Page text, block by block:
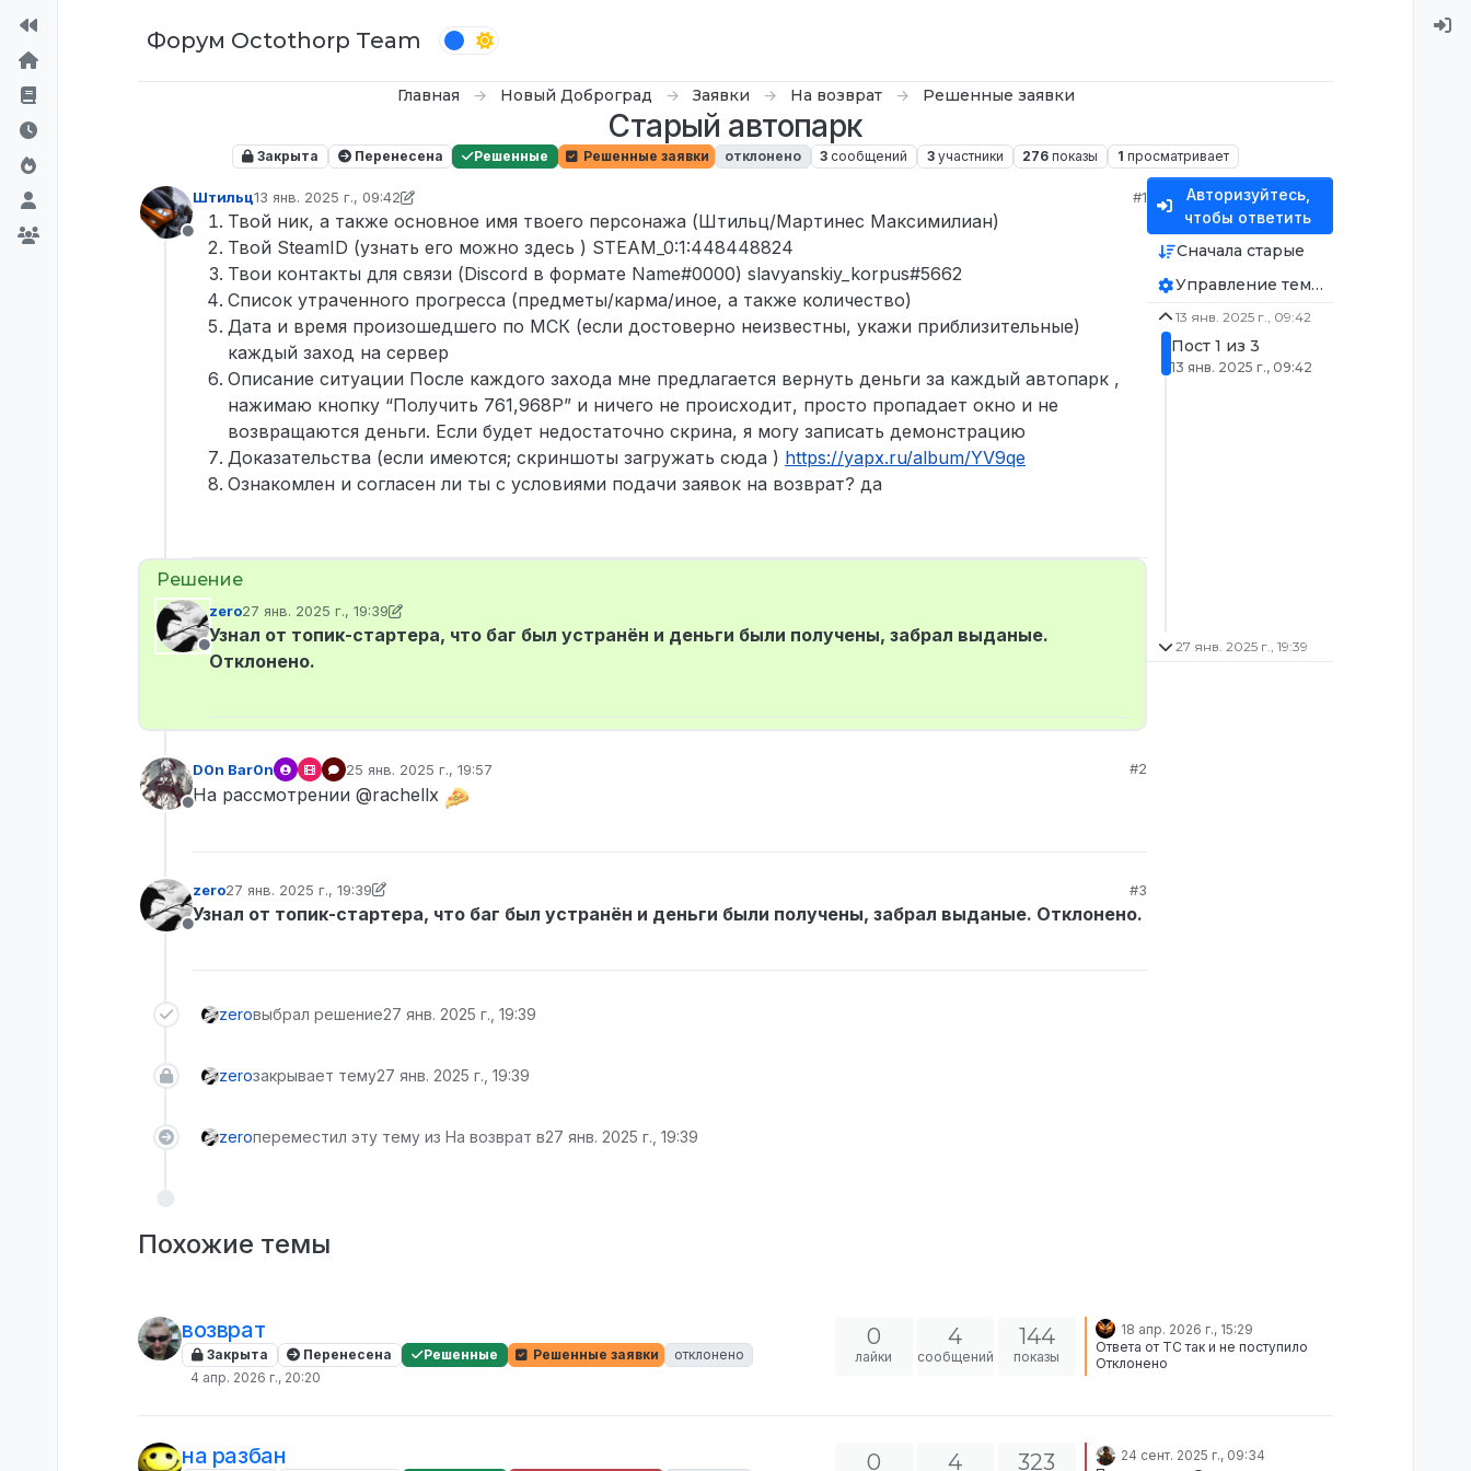
Форум Octothorp Team
Главная Новый Доброград Заявки На возврат Решенные заявки
Старый автопарк
Закрыта Перенесена Решенные Решенные заявки отклонено 3 сообщений 3 участники 276 показы 1 просматривает
Не в сети
Штильц13 янв. 2025 г., 09:42
отредактировано zero
#1
Твой ник, а также основное имя твоего персонажа (Штильц/Мартинес Максимилиан)
Твой SteamID (узнать его можно здесь ) STEAM_0:1:448448824
Твои контакты для связи (Discord в формате Name#0000) slavyanskiy_korpus#5662
Список утраченного прогресса (предметы/карма/иное, а также количество)
Дата и время произошедшего по МСК (если достоверно неизвестны, укажи приблизительные)
каждый заход на сервер
Описание ситуации После каждого захода мне предлагается вернуть деньги за каждый автопарк ,
нажимаю кнопку “Получить 761,968Р” и ничего не происходит, просто пропадает окно и не
возвращаются деньги. Если будет недостаточно скрина, я могу записать демонстрацию
Доказательства (если имеются; скриншоты загружать сюда ) https://yapx.ru/album/YV9qe
Ознакомлен и согласен ли ты с условиями подачи заявок на возврат? да
Не в сети
zero27 янв. 2025 г., 19:39
отредактировано zero
Узнал от топик-стартера, что баг был устранён и деньги были получены, забрал выданые.
Отклонено.
Не в сети
D0n Bar0n 25 янв. 2025 г., 19:57
отредактировано
#2
На рассмотрении @rachellx
Не в сети
zero27 янв. 2025 г., 19:39
отредактировано zero
#3
Узнал от топик-стартера, что баг был устранён и деньги были получены, забрал выданые. Отклонено.
zeroвыбрал решение27 янв. 2025 г., 19:39
zeroзакрывает тему27 янв. 2025 г., 19:39
zeroпереместил эту тему из На возврат в27 янв. 2025 г., 19:39
Авторизуйтесь,
чтобы ответить
Сначала старые
Управление темой
13 янв. 2025 г., 09:42
Пост 1 из 3
13 янв. 2025 г., 09:42
27 янв. 2025 г., 19:39
Похожие темы
возврат
Закрыта Перенесена Решенные Решенные заявки
отклонено
4 апр. 2026 г., 20:20
0
лайки
4
сообщений
144
показы
18 апр. 2026 г., 15:29
Ответа от ТС так и не поступило
Отклонено
на разбан 0 4 323
24 сент. 2025 г., 09:34